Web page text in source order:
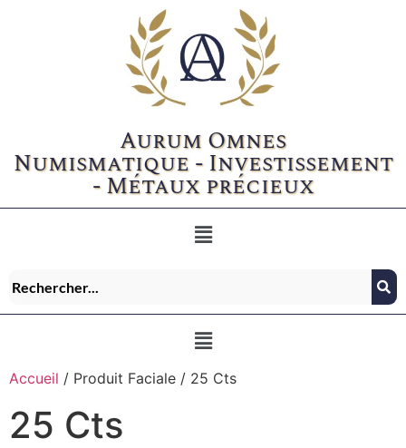
Aurum Omnes
Numismatique - Investissement
- Métaux précieux
Accueil / Produit Faciale / 25 Cts
25 Cts